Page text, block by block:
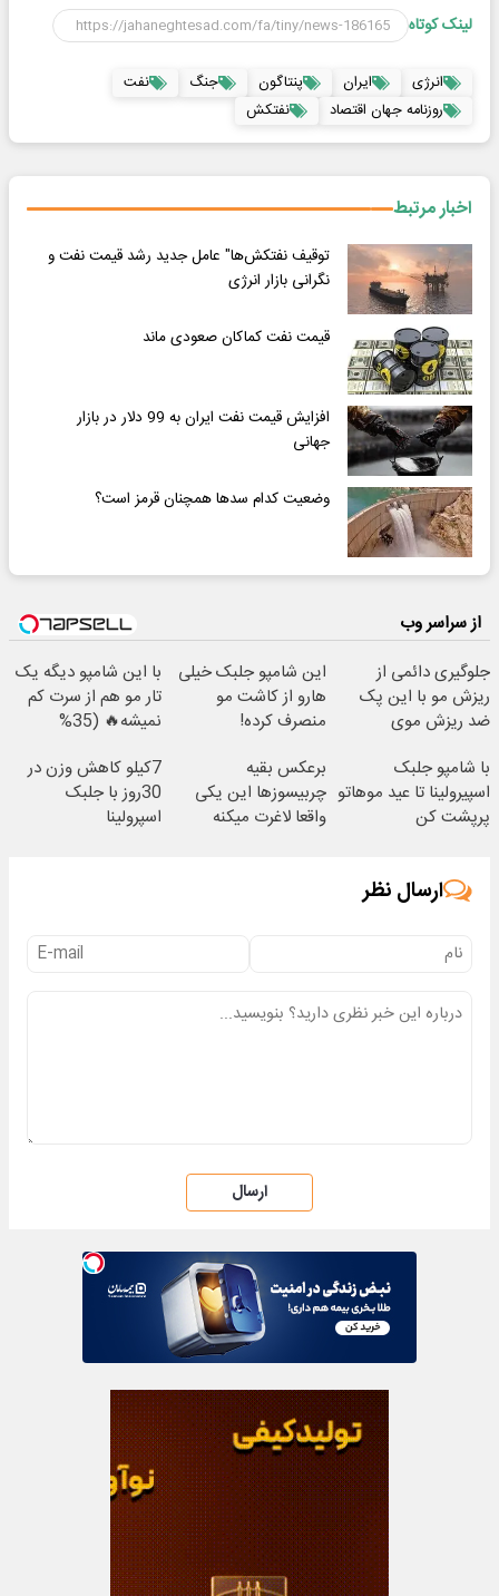
لینک کوتاه
انرژی ایران پنتاگون جنگ
نفت
روزنامه جهان اقتصاد
نفتکش
اخبار مرتبط
توقیف نفتکش‌ها" عامل جدید رشد قیمت نفت و
نگرانی بازار انرژی
قیمت نفت کماکان صعودی ماند
افزایش قیمت نفت ایران به 99 دلار در بازار
جهانی
وضعیت کدام سدها همچنان قرمز است؟
از سراسر وب
جلوگیری دائمی از
ریزش مو با این پک
ضد ریزش موی
این شامپو جلبک خیلی
هارو از کاشت مو
منصرف کرده!
با این شامپو دیگه یک
تار مو هم از سرت کم
نمیشه🔥 (35%
با شامپو جلبک
اسپیرولینا تا عید موهاتو
پرپشت کن
برعکس بقیه
چربیسوزها این یکی
واقعا لاغرت میکنه
7کیلو کاهش وزن در
30روز با جلبک
اسپرولینا
ارسال نظر
ارسال